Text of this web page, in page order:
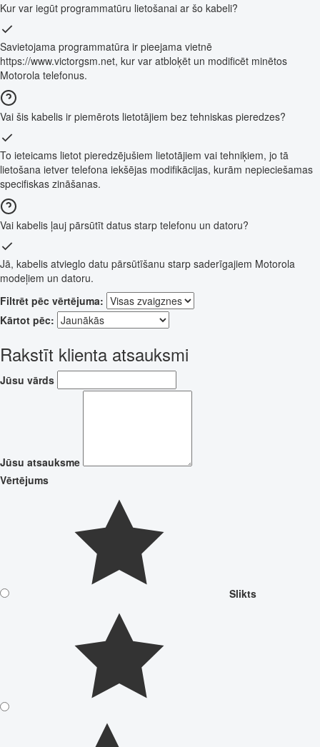
Kur var iegūt programmatūru lietošanai ar šo kabeli?
Savietojama programmatūra ir pieejama vietnē
https://www.victorgsm.net, kur var atbloķēt un modificēt minētos
Motorola telefonus.
Vai šis kabelis ir piemērots lietotājiem bez tehniskas pieredzes?
To ieteicams lietot pieredzējušiem lietotājiem vai tehniķiem, jo tā
lietošana ietver telefona iekšējas modifikācijas, kurām nepieciešamas
specifiskas zināšanas.
Vai kabelis ļauj pārsūtīt datus starp telefonu un datoru?
Jā, kabelis atvieglo datu pārsūtīšanu starp saderīgajiem Motorola
modeļiem un datoru.
Filtrēt pēc vērtējuma:
Kārtot pēc:
Rakstīt klienta atsauksmi
Jūsu vārds
Jūsu atsauksme
Vērtējums
Slikts